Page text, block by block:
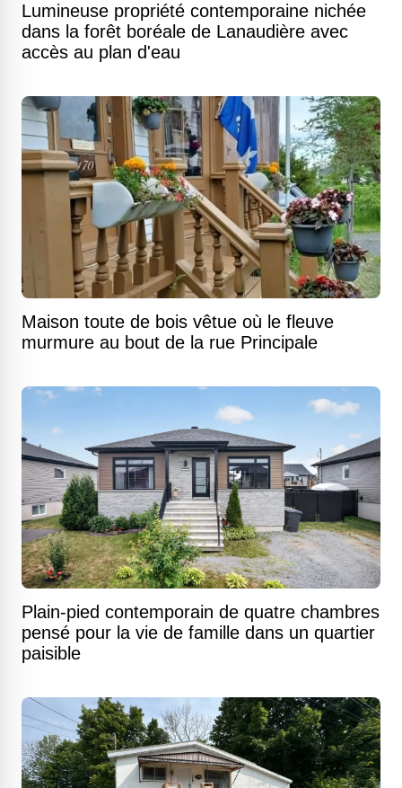
Lumineuse propriété contemporaine nichée
dans la forêt boréale de Lanaudière avec
accès au plan d'eau
Maison toute de bois vêtue où le fleuve
murmure au bout de la rue Principale
Plain-pied contemporain de quatre chambres
pensé pour la vie de famille dans un quartier
paisible